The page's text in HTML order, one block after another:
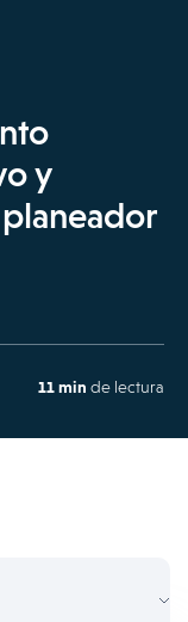
y
11 min de lectura